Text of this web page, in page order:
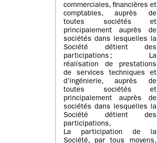
commerciales, financières et
comptables, auprès de
toutes sociétés et
principalement auprès de
sociétés dans lesquelles la
Société détient des
participations ; La
réalisation de prestations
de services techniques et
d’ingénierie, auprès de
toutes sociétés et
principalement auprès de
sociétés dans lesquelles la
Société détient des
participations,
La participation de la
Société, par tous moyens,